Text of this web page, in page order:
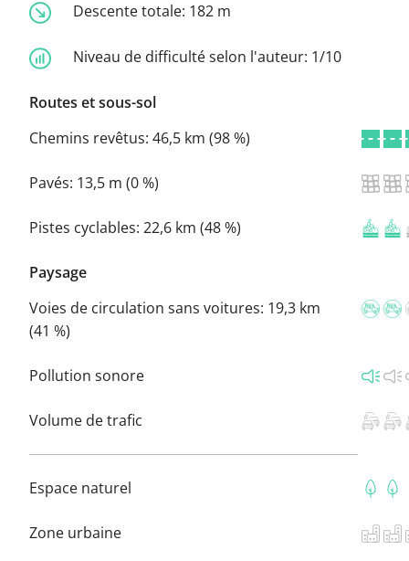
Descente totale: 182 m
Niveau de difficulté selon l'auteur: 1/10
Routes et sous-sol
Chemins revêtus: 46,5 km (98 %)
Pavés: 13,5 m (0 %)
Pistes cyclables: 22,6 km (48 %)
Paysage
Voies de circulation sans voitures: 19,3 km
(41 %)
Pollution sonore
Volume de trafic
Espace naturel
Zone urbaine